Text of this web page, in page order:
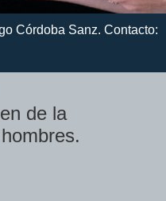
Córdoba Sanz. Contacto:
de la